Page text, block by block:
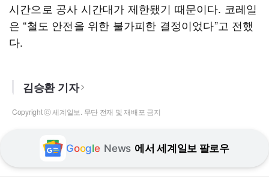
시간으로 공사 시간대가 제한됐기 때문이다. 코레일
은 “철도 안전을 위한 불가피한 결정이었다”고 전했
다.
김승환 기자
Copyright ⓒ 세계일보. 무단 전재 및 재배포 금지
Google News 에서 세계일보 팔로우